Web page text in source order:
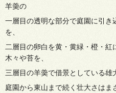
羊羮の
一層目の透明な部分で庭園に引き
を、
二層目の卵白を黄・黄緑・橙・
木々や苔を、
三層目の羊羮で借景としている雄
庭園から東山まで続く壮大さはま